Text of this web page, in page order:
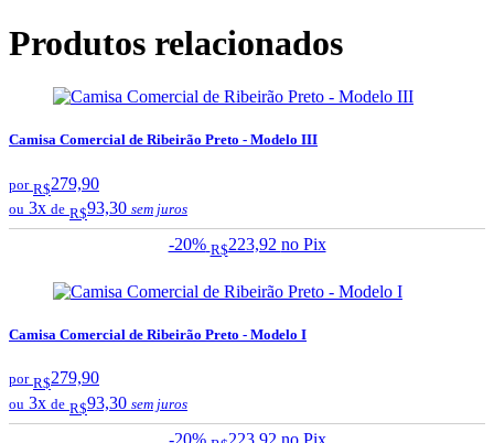
Produtos relacionados
Camisa Comercial de Ribeirão Preto - Modelo III
por R$279,90
ou 3x de R$93,30 sem juros
-20% R$223,92 no Pix
Camisa Comercial de Ribeirão Preto - Modelo I
por R$279,90
ou 3x de R$93,30 sem juros
-20% 223,92 no Pix